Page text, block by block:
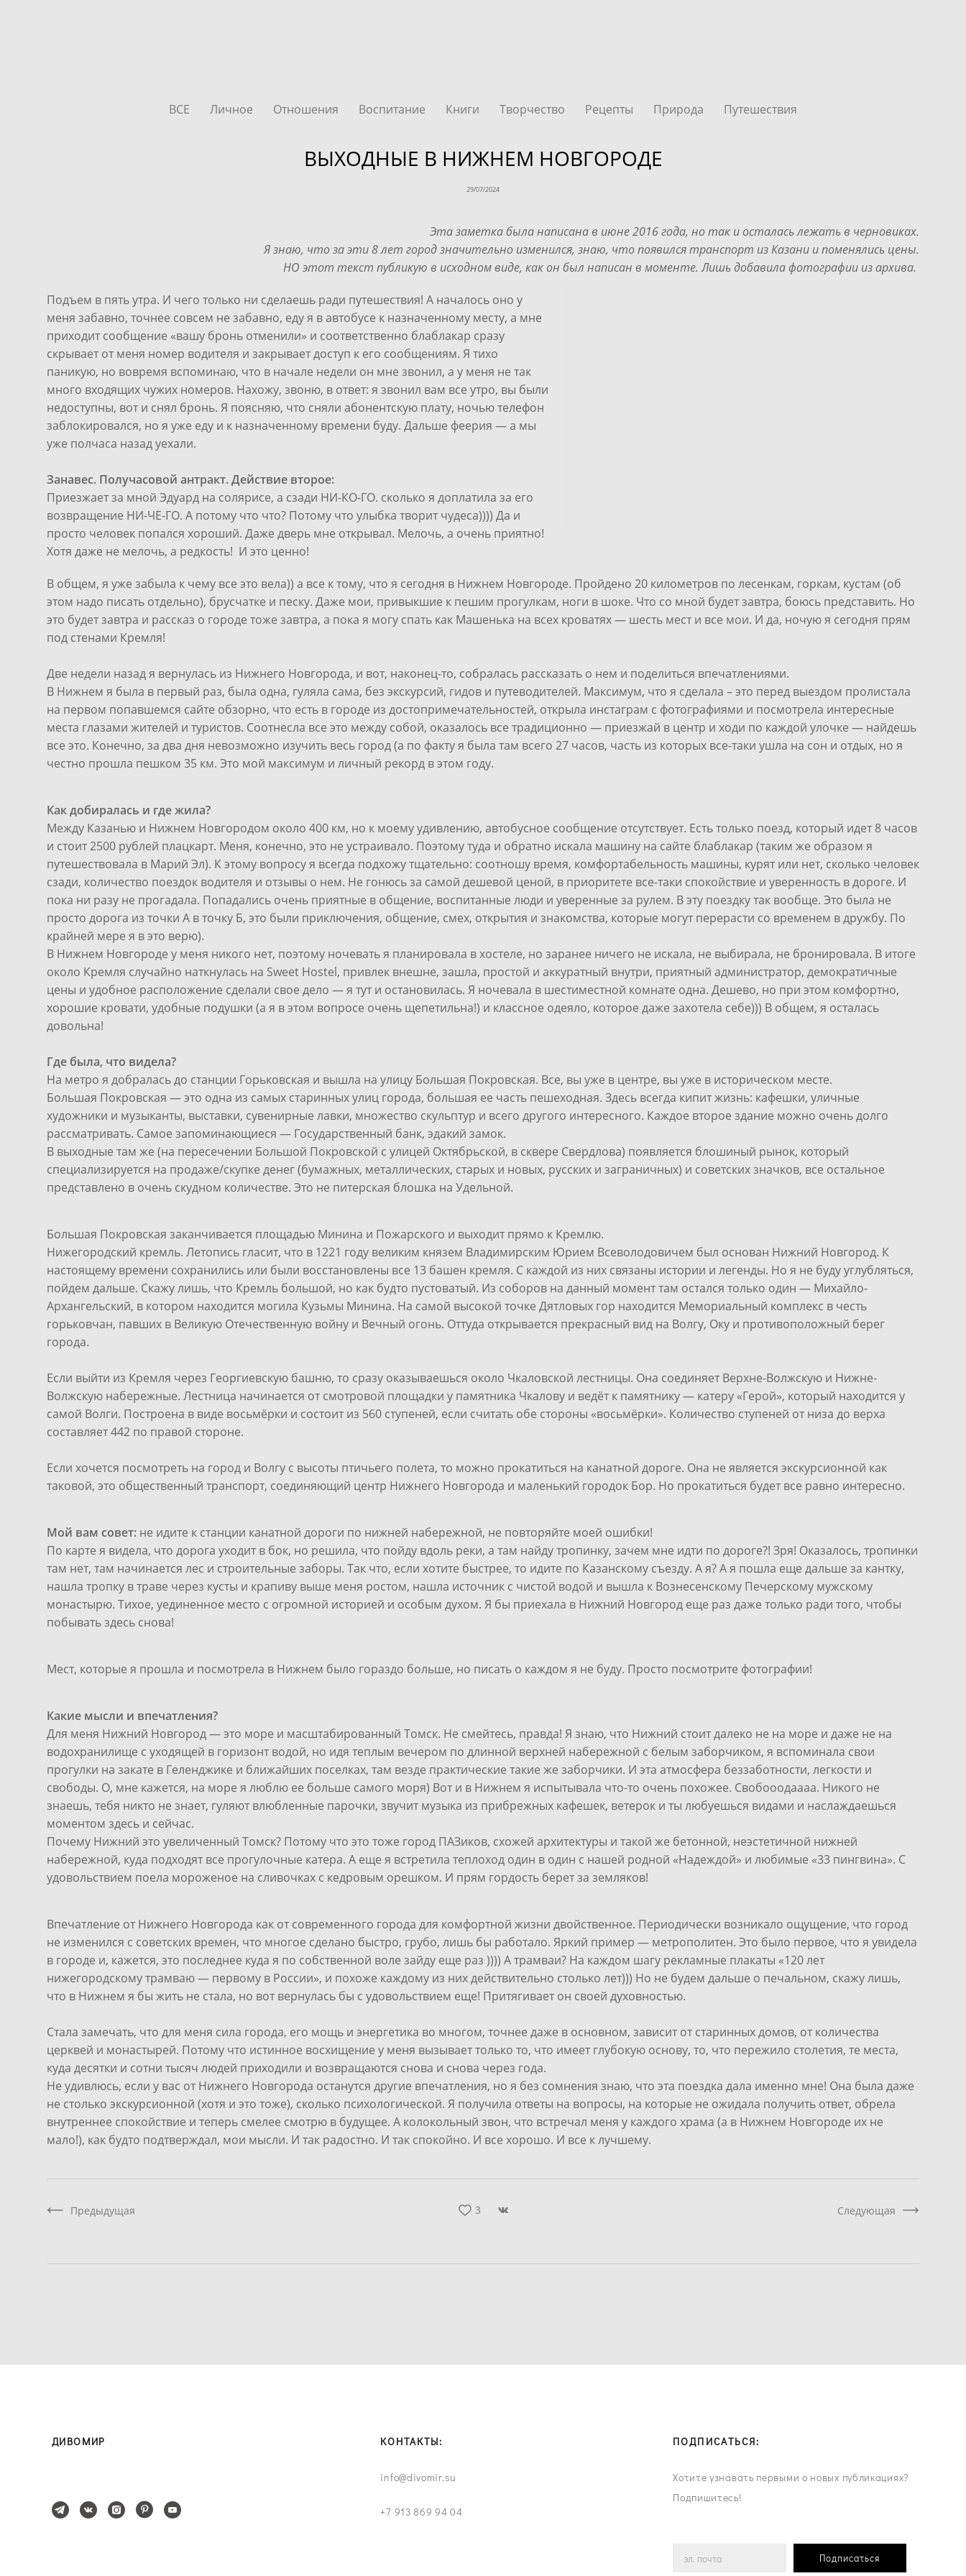
ВСЕ Личное Отношения Воспитание Книги Творчество Рецепты Природа Путешествия
ВЫХОДНЫЕ В НИЖНЕМ НОВГОРОДЕ
29/07/2024
Эта заметка была написана в июне 2016 года, но так и осталась лежать в черновиках.
Я знаю, что за эти 8 лет город значительно изменился, знаю, что появился транспорт из Казани и поменялись цены.
НО этот текст публикую в исходном виде, как он был написан в моменте. Лишь добавила фотографии из архива.
Подъем в пять утра. И чего только ни сделаешь ради путешествия! А началось оно у
меня забавно, точнее совсем не забавно, еду я в автобусе к назначенному месту, а мне
приходит сообщение «вашу бронь отменили» и соответственно блаблакар сразу
скрывает от меня номер водителя и закрывает доступ к его сообщениям. Я тихо
паникую, но вовремя вспоминаю, что в начале недели он мне звонил, а у меня не так
много входящих чужих номеров. Нахожу, звоню, в ответ: я звонил вам все утро, вы были
недоступны, вот и снял бронь. Я поясняю, что сняли абонентскую плату, ночью телефон
заблокировался, но я уже еду и к назначенному времени буду. Дальше феерия — а мы
уже полчаса назад уехали.
Занавес. Получасовой антракт. Действие второе:
Приезжает за мной Эдуард на солярисе, а сзади НИ-КО-ГО. сколько я доплатила за его
возвращение НИ-ЧЕ-ГО. А потому что что? Потому что улыбка творит чудеса)))) Да и
просто человек попался хороший. Даже дверь мне открывал. Мелочь, а очень приятно!
Хотя даже не мелочь, а редкость! И это ценно!
В общем, я уже забыла к чему все это вела)) а все к тому, что я сегодня в Нижнем Новгороде. Пройдено 20 километров по лесенкам, горкам, кустам (об
этом надо писать отдельно), брусчатке и песку. Даже мои, привыкшие к пешим прогулкам, ноги в шоке. Что со мной будет завтра, боюсь представить. Но
это будет завтра и рассказ о городе тоже завтра, а пока я могу спать как Машенька на всех кроватях — шесть мест и все мои. И да, ночую я сегодня прям
под стенами Кремля!
Две недели назад я вернулась из Нижнего Новгорода, и вот, наконец-то, собралась рассказать о нем и поделиться впечатлениями.
В Нижнем я была в первый раз, была одна, гуляла сама, без экскурсий, гидов и путеводителей. Максимум, что я сделала – это перед выездом пролистала
на первом попавшемся сайте обзорно, что есть в городе из достопримечательностей, открыла инстаграм с фотографиями и посмотрела интересные
места глазами жителей и туристов. Соотнесла все это между собой, оказалось все традиционно — приезжай в центр и ходи по каждой улочке — найдешь
все это. Конечно, за два дня невозможно изучить весь город (а по факту я была там всего 27 часов, часть из которых все-таки ушла на сон и отдых, но я
честно прошла пешком 35 км. Это мой максимум и личный рекорд в этом году.
Как добиралась и где жила?
Между Казанью и Нижнем Новгородом около 400 км, но к моему удивлению, автобусное сообщение отсутствует. Есть только поезд, который идет 8 часов
и стоит 2500 рублей плацкарт. Меня, конечно, это не устраивало. Поэтому туда и обратно искала машину на сайте блаблакар (таким же образом я
путешествовала в Марий Эл). К этому вопросу я всегда подхожу тщательно: соотношу время, комфортабельность машины, курят или нет, сколько человек
сзади, количество поездок водителя и отзывы о нем. Не гонюсь за самой дешевой ценой, в приоритете все-таки спокойствие и уверенность в дороге. И
пока ни разу не прогадала. Попадались очень приятные в общение, воспитанные люди и уверенные за рулем. В эту поездку так вообще. Это была не
просто дорога из точки А в точку Б, это были приключения, общение, смех, открытия и знакомства, которые могут перерасти со временем в дружбу. По
крайней мере я в это верю).
В Нижнем Новгороде у меня никого нет, поэтому ночевать я планировала в хостеле, но заранее ничего не искала, не выбирала, не бронировала. В итоге
около Кремля случайно наткнулась на Sweet Hostel, привлек внешне, зашла, простой и аккуратный внутри, приятный администратор, демократичные
цены и удобное расположение сделали свое дело — я тут и остановилась. Я ночевала в шестиместной комнате одна. Дешево, но при этом комфортно,
хорошие кровати, удобные подушки (а я в этом вопросе очень щепетильна!) и классное одеяло, которое даже захотела себе))) В общем, я осталась
довольна!
Где была, что видела?
На метро я добралась до станции Горьковская и вышла на улицу Большая Покровская. Все, вы уже в центре, вы уже в историческом месте.
Большая Покровская — это одна из самых старинных улиц города, большая ее часть пешеходная. Здесь всегда кипит жизнь: кафешки, уличные
художники и музыканты, выставки, сувенирные лавки, множество скульптур и всего другого интересного. Каждое второе здание можно очень долго
рассматривать. Самое запоминающиеся — Государственный банк, эдакий замок.
В выходные там же (на пересечении Большой Покровской с улицей Октябрьской, в сквере Свердлова) появляется блошиный рынок, который
специализируется на продаже/скупке денег (бумажных, металлических, старых и новых, русских и заграничных) и советских значков, все остальное
представлено в очень скудном количестве. Это не питерская блошка на Удельной.
Большая Покровская заканчивается площадью Минина и Пожарского и выходит прямо к Кремлю.
Нижегородский кремль. Летопись гласит, что в 1221 году великим князем Владимирским Юрием Всеволодовичем был основан Нижний Новгород. К
настоящему времени сохранились или были восстановлены все 13 башен кремля. С каждой из них связаны истории и легенды. Но я не буду углубляться,
пойдем дальше. Скажу лишь, что Кремль большой, но как будто пустоватый. Из соборов на данный момент там остался только один — Михайло-
Архангельский, в котором находится могила Кузьмы Минина. На самой высокой точке Дятловых гор находится Мемориальный комплекс в честь
горьковчан, павших в Великую Отечественную войну и Вечный огонь. Оттуда открывается прекрасный вид на Волгу, Оку и противоположный берег
города.
Если выйти из Кремля через Георгиевскую башню, то сразу оказываешься около Чкаловской лестницы. Она соединяет Верхне-Волжскую и Нижне-
Волжскую набережные. Лестница начинается от смотровой площадки у памятника Чкалову и ведёт к памятнику — катеру «Герой», который находится у
самой Волги. Построена в виде восьмёрки и состоит из 560 ступеней, если считать обе стороны «восьмёрки». Количество ступеней от низа до верха
составляет 442 по правой стороне.
Если хочется посмотреть на город и Волгу с высоты птичьего полета, то можно прокатиться на канатной дороге. Она не является экскурсионной как
таковой, это общественный транспорт, соединяющий центр Нижнего Новгорода и маленький городок Бор. Но прокатиться будет все равно интересно.
Мой вам совет: не идите к станции канатной дороги по нижней набережной, не повторяйте моей ошибки!
По карте я видела, что дорога уходит в бок, но решила, что пойду вдоль реки, а там найду тропинку, зачем мне идти по дороге?! Зря! Оказалось, тропинки
там нет, там начинается лес и строительные заборы. Так что, если хотите быстрее, то идите по Казанскому съезду. А я? А я пошла еще дальше за кантку,
нашла тропку в траве через кусты и крапиву выше меня ростом, нашла источник с чистой водой и вышла к Вознесенскому Печерскому мужскому
монастырю. Тихое, уединенное место с огромной историей и особым духом. Я бы приехала в Нижний Новгород еще раз даже только ради того, чтобы
побывать здесь снова!
Мест, которые я прошла и посмотрела в Нижнем было гораздо больше, но писать о каждом я не буду. Просто посмотрите фотографии!
Какие мысли и впечатления?
Для меня Нижний Новгород — это море и масштабированный Томск. Не смейтесь, правда! Я знаю, что Нижний стоит далеко не на море и даже не на
водохранилище с уходящей в горизонт водой, но идя теплым вечером по длинной верхней набережной с белым заборчиком, я вспоминала свои
прогулки на закате в Геленджике и ближайших поселках, там везде практические такие же заборчики. И эта атмосфера беззаботности, легкости и
свободы. О, мне кажется, на море я люблю ее больше самого моря) Вот и в Нижнем я испытывала что-то очень похожее. Свобооодаааа. Никого не
знаешь, тебя никто не знает, гуляют влюбленные парочки, звучит музыка из прибрежных кафешек, ветерок и ты любуешься видами и наслаждаешься
моментом здесь и сейчас.
Почему Нижний это увеличенный Томск? Потому что это тоже город ПАЗиков, схожей архитектуры и такой же бетонной, неэстетичной нижней
набережной, куда подходят все прогулочные катера. А еще я встретила теплоход один в один с нашей родной «Надеждой» и любимые «33 пингвина». С
удовольствием поела мороженое на сливочках с кедровым орешком. И прям гордость берет за земляков!
Впечатление от Нижнего Новгорода как от современного города для комфортной жизни двойственное. Периодически возникало ощущение, что город
не изменился с советских времен, что многое сделано быстро, грубо, лишь бы работало. Яркий пример — метрополитен. Это было первое, что я увидела
в городе и, кажется, это последнее куда я по собственной воле зайду еще раз )))) А трамваи? На каждом шагу рекламные плакаты «120 лет
нижегородскому трамваю — первому в России», и похоже каждому из них действительно столько лет))) Но не будем дальше о печальном, скажу лишь,
что в Нижнем я бы жить не стала, но вот вернулась бы с удовольствием еще! Притягивает он своей духовностью.
Стала замечать, что для меня сила города, его мощь и энергетика во многом, точнее даже в основном, зависит от старинных домов, от количества
церквей и монастырей. Потому что истинное восхищение у меня вызывает только то, что имеет глубокую основу, то, что пережило столетия, те места,
куда десятки и сотни тысяч людей приходили и возвращаются снова и снова через года.
Не удивлюсь, если у вас от Нижнего Новгорода останутся другие впечатления, но я без сомнения знаю, что эта поездка дала именно мне! Она была даже
не столько экскурсионной (хотя и это тоже), сколько психологической. Я получила ответы на вопросы, на которые не ожидала получить ответ, обрела
внутреннее спокойствие и теперь смелее смотрю в будущее. А колокольный звон, что встречал меня у каждого храма (а в Нижнем Новгороде их не
мало!), как будто подтверждал, мои мысли. И так радостно. И так спокойно. И все хорошо. И все к лучшему.
3
Предыдущая Следующая
ДИВОМИР КОНТАКТЫ:
info@divomir.su
+7 913 869 94 04
ПОДПИСАТЬСЯ:
Хотите узнавать первыми о новых публикациях?
Подпишитесь!
Подписаться